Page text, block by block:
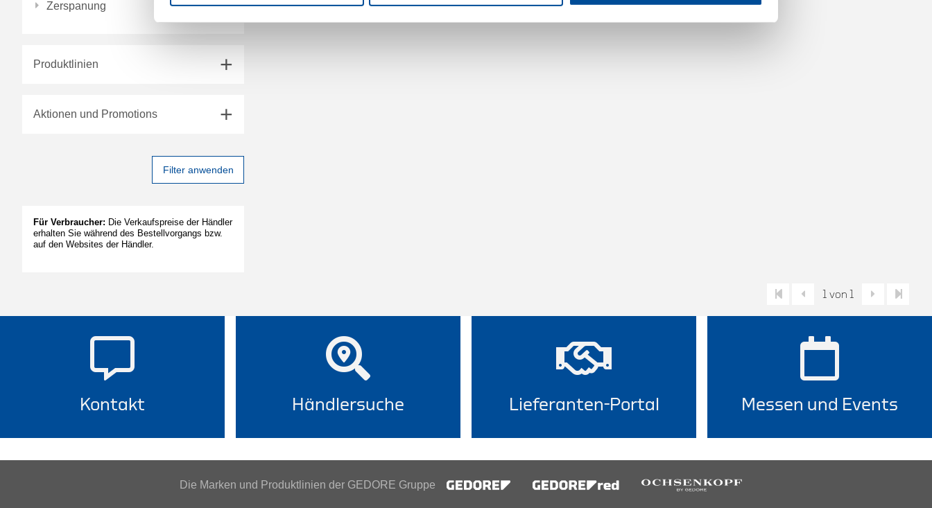
Zerspanung
Produktlinien
Aktionen und Promotions
Filter anwenden
Für Verbraucher: Die Verkaufspreise der Händler
erhalten Sie während des Bestellvorgangs bzw.
auf den Websites der Händler.
1 von 1
Kontakt Händlersuche Lieferanten-Portal Messen und Events
Die Marken und Produktlinien der GEDORE Gruppe